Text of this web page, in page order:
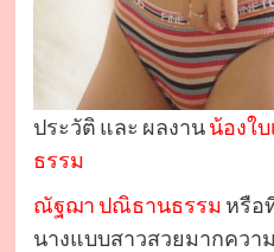
ประวัติ และ ผลงานน้องใ
ธรรม
ณัฐฌา ปณิธานธรรม หรือ
นางแบบสาวสวยมากควา